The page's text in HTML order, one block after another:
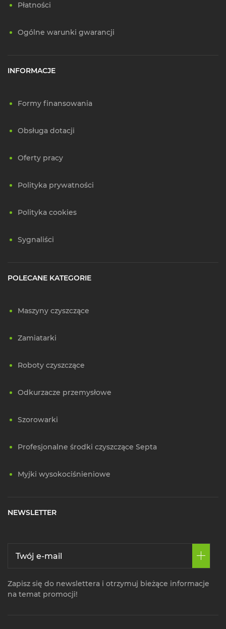
Płatności
Ogólne warunki gwarancji
INFORMACJE
Formy finansowania
Obsługa dotacji
Oferty pracy
Polityka prywatności
Polityka cookies
Sygnaliści
POLECANE KATEGORIE
Maszyny czyszczące
Zamiatarki
Roboty czyszczące
Odkurzacze przemysłowe
Szorowarki
Profesjonalne środki czyszczące Septa
Myjki wysokociśnieniowe
NEWSLETTER
Zapisz się do newslettera i otrzymuj bieżące informacje
na temat promocji!